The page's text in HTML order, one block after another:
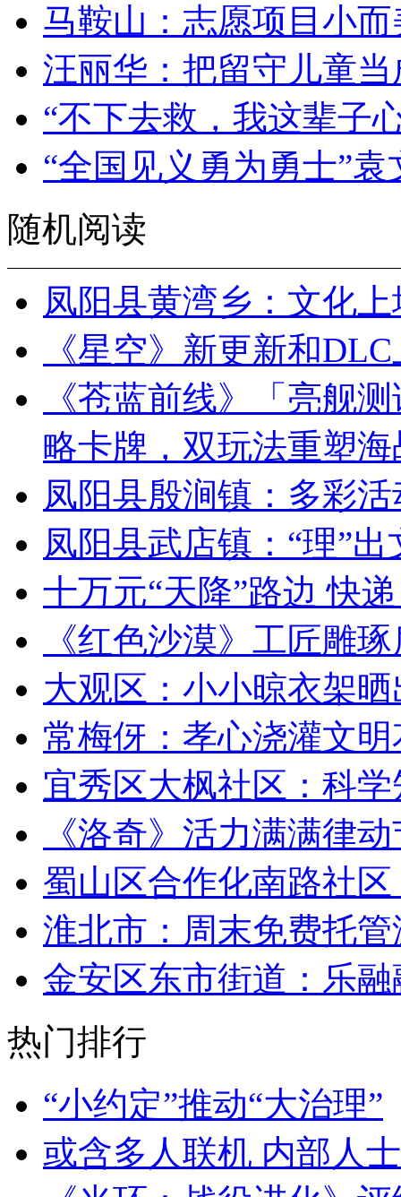
马鞍山：志愿项目小
汪丽华：把留守儿童
“不下去救，我这辈子
“全国见义勇为勇士”
随机阅读
凤阳县黄湾乡：文化
《星空》新更新和
《苍蓝前线》「亮舰
略卡牌，双玩法重塑海
凤阳县殷涧镇：多彩活
凤阳县武店镇：“理”
十万元“天降”路边 快
《红色沙漠》工匠雕
大观区：小小晾衣架
常梅伢：孝心浇灌文
宜秀区大枫社区：科
《洛奇》活力满满律
蜀山区合作化南路社
淮北市：周末免费托管
金安区东市街道：乐
热门排行
“小约定”推动“大治理”
或含多人联机 内部人